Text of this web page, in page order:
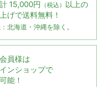
15,000円 （税込） 以上の
げで送料無料！
北海道・沖縄を除く。
員様は
ンショップで
能！